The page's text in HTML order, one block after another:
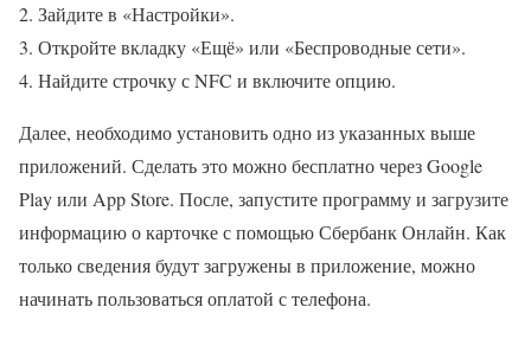
Зайдите в «Настройки».
Откройте вкладку «Ещё» или «Беспроводные сети».
Найдите строчку с NFC и включите опцию.
Далее, необходимо установить одно из указанных выше
приложений. Сделать это можно бесплатно через Google
Play или App Store. После, запустите программу и загрузите
информацию о карточке с помощью Сбербанк Онлайн. Как
только сведения будут загружены в приложение, можно
начинать пользоваться оплатой с телефона.